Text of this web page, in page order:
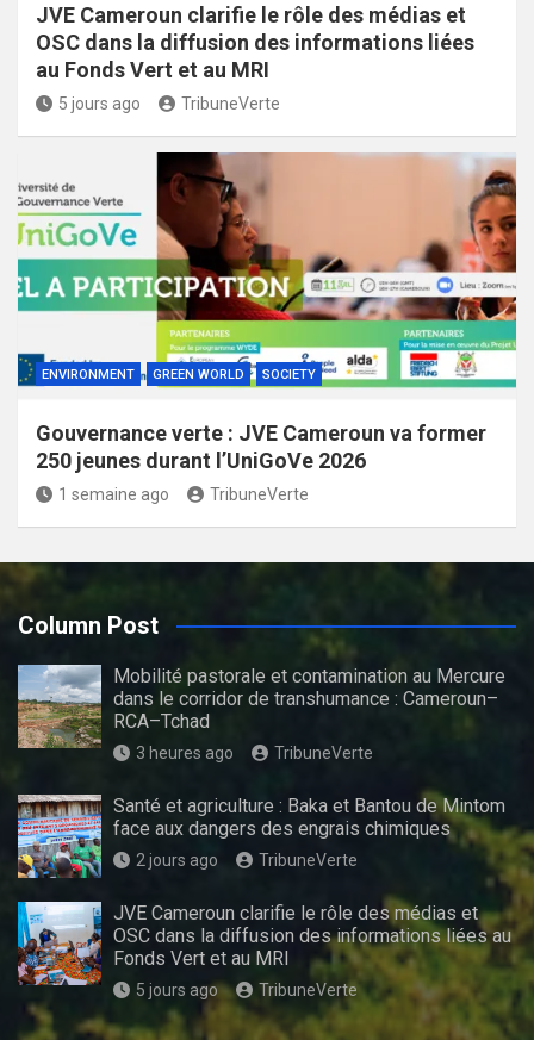
JVE Cameroun clarifie le rôle des médias et
OSC dans la diffusion des informations liées
au Fonds Vert et au MRI
5 jours ago TribuneVerte
ENVIRONMENT GREEN WORLD SOCIETY
Gouvernance verte : JVE Cameroun va former
250 jeunes durant l’UniGoVe 2026
1 semaine ago TribuneVerte
Column Post
Mobilité pastorale et contamination au Mercure
dans le corridor de transhumance : Cameroun–
RCA–Tchad
3 heures ago TribuneVerte
Santé et agriculture : Baka et Bantou de Mintom
face aux dangers des engrais chimiques
2 jours ago TribuneVerte
JVE Cameroun clarifie le rôle des médias et
OSC dans la diffusion des informations liées au
Fonds Vert et au MRI
5 jours ago TribuneVerte